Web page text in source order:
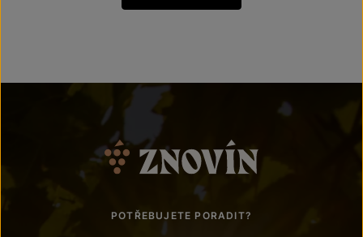
POTŘEBUJETE PORADIT?